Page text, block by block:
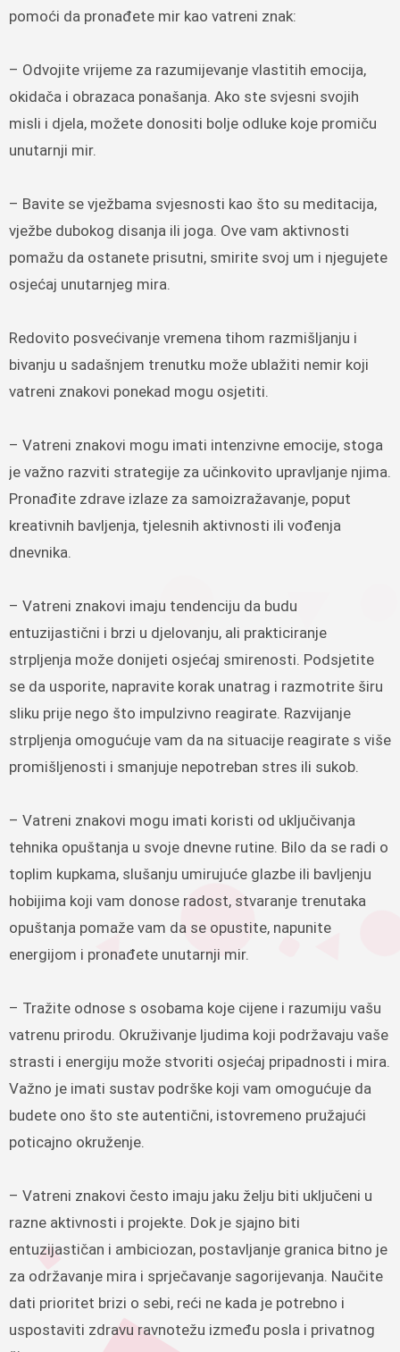
pomoći da pronađete mir kao vatreni znak:
– Odvojite vrijeme za razumijevanje vlastitih emocija,
okidača i obrazaca ponašanja. Ako ste svjesni svojih
misli i djela, možete donositi bolje odluke koje promiču
unutarnji mir.
– Bavite se vježbama svjesnosti kao što su meditacija,
vježbe dubokog disanja ili joga. Ove vam aktivnosti
pomažu da ostanete prisutni, smirite svoj um i njegujete
osjećaj unutarnjeg mira.
Redovito posvećivanje vremena tihom razmišljanju i
bivanju u sadašnjem trenutku može ublažiti nemir koji
vatreni znakovi ponekad mogu osjetiti.
– Vatreni znakovi mogu imati intenzivne emocije, stoga
je važno razviti strategije za učinkovito upravljanje njima.
Pronađite zdrave izlaze za samoizražavanje, poput
kreativnih bavljenja, tjelesnih aktivnosti ili vođenja
dnevnika.
– Vatreni znakovi imaju tendenciju da budu
entuzijastični i brzi u djelovanju, ali prakticiranje
strpljenja može donijeti osjećaj smirenosti. Podsjetite
se da usporite, napravite korak unatrag i razmotrite širu
sliku prije nego što impulzivno reagirate. Razvijanje
strpljenja omogućuje vam da na situacije reagirate s više
promišljenosti i smanjuje nepotreban stres ili sukob.
– Vatreni znakovi mogu imati koristi od uključivanja
tehnika opuštanja u svoje dnevne rutine. Bilo da se radi o
toplim kupkama, slušanju umirujuće glazbe ili bavljenju
hobijima koji vam donose radost, stvaranje trenutaka
opuštanja pomaže vam da se opustite, napunite
energijom i pronađete unutarnji mir.
– Tražite odnose s osobama koje cijene i razumiju vašu
vatrenu prirodu. Okruživanje ljudima koji podržavaju vaše
strasti i energiju može stvoriti osjećaj pripadnosti i mira.
Važno je imati sustav podrške koji vam omogućuje da
budete ono što ste autentični, istovremeno pružajući
poticajno okruženje.
– Vatreni znakovi često imaju jaku želju biti uključeni u
razne aktivnosti i projekte. Dok je sjajno biti
entuzijastičan i ambiciozan, postavljanje granica bitno je
za održavanje mira i sprječavanje sagorijevanja. Naučite
dati prioritet brizi o sebi, reći ne kada je potrebno i
uspostaviti zdravu ravnotežu između posla i privatnog